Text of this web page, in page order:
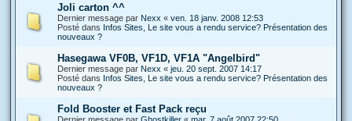
Joli carton ^^
Dernier message par Nexx « ven. 18 janv. 2008 12:53
Posté dans Infos Sites, Le site vous a rendu service? Présentation des
nouveaux ?
Hasegawa VF0B, VF1D, VF1A "Angelbird"
Dernier message par Nexx « jeu. 20 sept. 2007 14:17
Posté dans Infos Sites, Le site vous a rendu service? Présentation des
nouveaux ?
Fold Booster et Fast Pack reçu
Dernier message par Ghostkiller « mar. 7 août 2007 22:50